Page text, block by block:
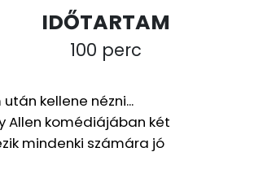
IDŐTARTAM
100 perc
kellene nézni...
Allen komédiájában két
mindenki számára jó